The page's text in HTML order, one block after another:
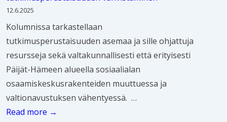
u
u
s
i
k
u
u
k
u
s
n
t
e
e
t
k
r
i
th
d
ä
ä
n
n
ä
k
S
o
s
i
a
a
l
i
t
e
l
e
12.6.2025
Kolumnissa tarkastellaan
tutkimusperustaisuuden asemaa ja sille ohjattuja
resursseja sekä valtakunnallisesti että erityisesti
Päijät-Hämeen alueella sosiaalialan
osaamiskeskusrakenteiden muuttuessa ja
valtionavustuksen vähentyessä. …
S
Read more →